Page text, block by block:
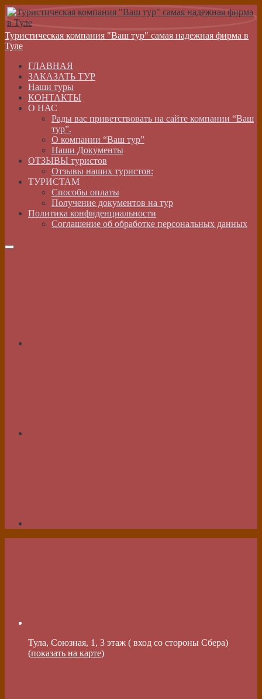
Туристическая компания "Ваш тур" самая надежная фирма в
Туле
ГЛАВНАЯ
ЗАКАЗАТЬ ТУР
Наши туры
КОНТАКТЫ
О НАС
Рады вас приветствовать на сайте компании “Ваш
тур”.
О компании “Ваш тур”
Наши Документы
ОТЗЫВЫ туристов
Отзывы наших туристов:
ТУРИСТАМ
Способы оплаты
Получение документов на тур
Политика конфиденциальности
Соглашение об обработке персональных данных
Тула, Союзная, 1, 3 этаж ( вход со стороны Сбера)
(показать на карте)